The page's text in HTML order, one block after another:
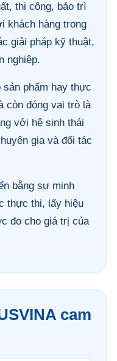
thi công, bảo trì
khách hàng trong
giải pháp kỹ thuật,
nghiệp.
sản phẩm hay thực
còn đóng vai trò là
với hệ sinh thái
gia và đối tác
bằng sự minh
thực thi, lấy hiệu
đo cho giá trị của
cam